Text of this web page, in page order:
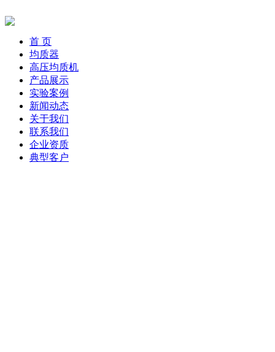
首 页
均质器
高压均质机
产品展示
实验案例
新闻动态
关于我们
联系我们
企业资质
典型客户